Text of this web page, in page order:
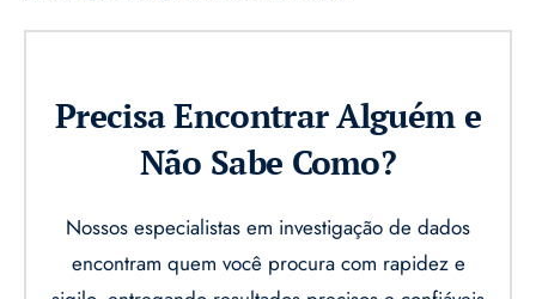
Precisa Encontrar Alguém e
Não Sabe Como?
Nossos especialistas em investigação de dados
encontram quem você procura com rapidez e